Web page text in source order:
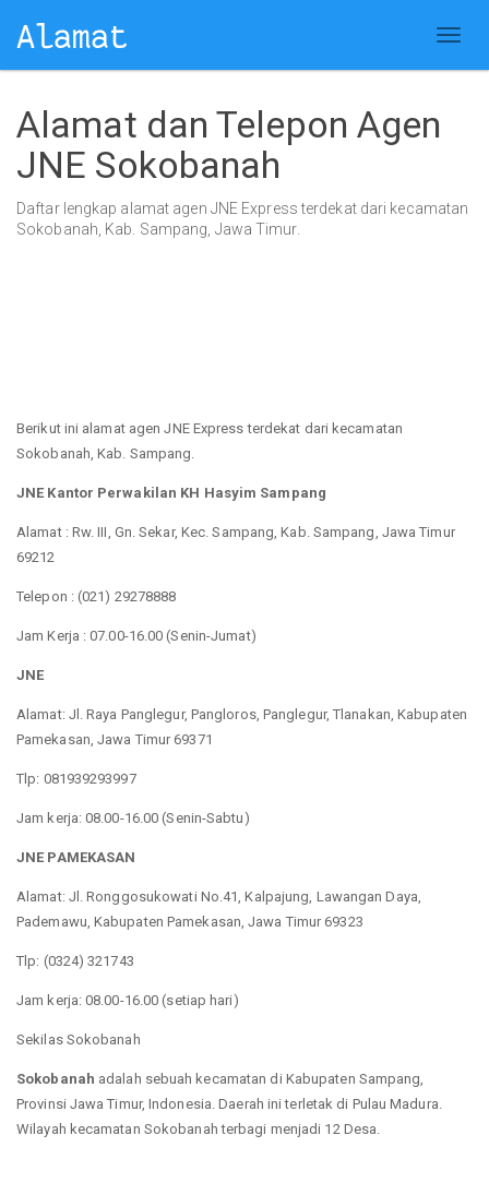
Alamat dan Telepon Agen
JNE Sokobanah
Daftar lengkap alamat agen JNE Express terdekat dari kecamatan
Sokobanah, Kab. Sampang, Jawa Timur.
Berikut ini alamat agen JNE Express terdekat dari kecamatan
Sokobanah, Kab. Sampang.
JNE Kantor Perwakilan KH Hasyim Sampang
Alamat : Rw. III, Gn. Sekar, Kec. Sampang, Kab. Sampang, Jawa Timur
69212
Telepon : (021) 29278888
Jam Kerja : 07.00-16.00 (Senin-Jumat)
JNE
Alamat: Jl. Raya Panglegur, Pangloros, Panglegur, Tlanakan, Kabupaten
Pamekasan, Jawa Timur 69371
Tlp: 081939293997
Jam kerja: 08.00-16.00 (Senin-Sabtu)
JNE PAMEKASAN
Alamat: Jl. Ronggosukowati No.41, Kalpajung, Lawangan Daya,
Pademawu, Kabupaten Pamekasan, Jawa Timur 69323
Tlp: (0324) 321743
Jam kerja: 08.00-16.00 (setiap hari)
Sekilas Sokobanah
Sokobanah adalah sebuah kecamatan di Kabupaten Sampang,
Provinsi Jawa Timur, Indonesia. Daerah ini terletak di Pulau Madura.
Wilayah kecamatan Sokobanah terbagi menjadi 12 Desa.